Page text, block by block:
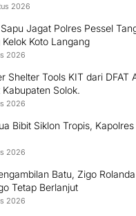
2026
Jagat Polres Pessel
Koto Langang
2026
Shelter Tools KIT dari DFAT
Solok.
2026
Bibit Siklon Tropis,
2026
Batu, Zigo
Tetap Berlanjut
2026